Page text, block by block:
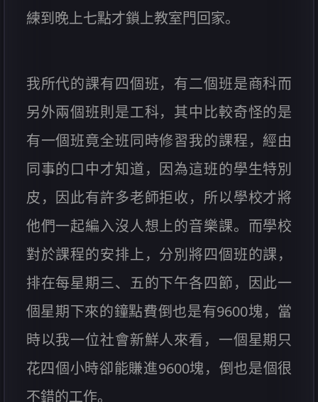
練到晚上七點才鎖上教室門回家。
我所代的課有四個班，有二個班是商科而
另外兩個班則是工科，其中比較奇怪的是
有一個班竟全班同時修習我的課程，經由
同事的口中才知道，因為這班的學生特別
皮，因此有許多老師拒收，所以學校才將
他們一起編入沒人想上的音樂課。而學校
對於課程的安排上，分別將四個班的課，
排在每星期三、五的下午各四節，因此一
個星期下來的鐘點費倒也是有9600塊，當
時以我一位社會新鮮人來看，一個星期只
花四個小時卻能賺進9600塊，倒也是個很
不錯的工作。